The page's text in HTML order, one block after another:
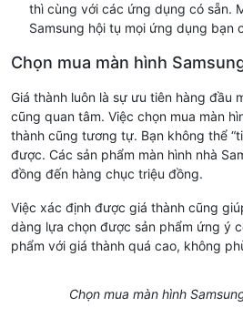
thì cùng với các ứng dụng có sẵn.
Samsung hội tụ mọi ứng dụng bạn
Chọn mua màn hình
Giá thành luôn là sự ưu tiên hàng đầu
cũng quan tâm. Việc chọn mua màn
thành cũng tương tự. Bạn không thể
được. Các sản phẩm màn hình nhà
đồng đến hàng chục triệu đồng.
Việc xác định được giá thành cũng
dàng lựa chọn được sản phẩm ứng ý
phẩm với giá thành quá cao, không
Chọn mua màn hình